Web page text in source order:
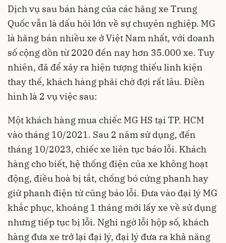
Dịch vụ sau bán hàng của các hãng xe Trung
Quốc vẫn là dấu hỏi lớn về sự chuyên nghiệp. MG
là hãng bán nhiều xe ở Việt Nam nhất, với doanh
số cộng dồn từ 2020 đến nay hơn 35.000 xe. Tuy
nhiên, đã để xảy ra hiện tượng thiếu linh kiện
thay thế, khách hàng phải chờ đợi rất lâu. Điền
hình là 2 vụ việc sau:
Một khách hàng mua chiếc MG HS tại TP. HCM
vào tháng 10/2021. Sau 2 năm sử dụng, đến
tháng 10/2023, chiếc xe liên tục báo lỗi. Khách
hàng cho biết, hệ thống điện của xe không hoạt
động, điều hoà bị tắt, chống bó cứng phanh hay
giữ phanh điện tử cũng báo lỗi. Đưa vào đại lý MG
khắc phục, khoảng 1 tháng mới lấy xe về sử dụng
nhưng tiếp tục bị lỗi. Nghi ngờ lỗi hộp số, khách
hàng đưa xe trở lại đại lý, đại lý đưa ra khả năng